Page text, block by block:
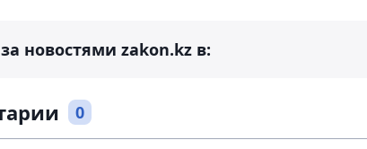
новостями zakon.kz в:
0